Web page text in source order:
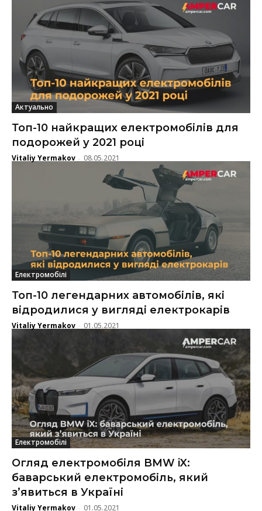
Актуально
Топ-10 найкращих електромобілів для
подорожей у 2021 році
Vitaliy Yermakov - 08.05.2021
Електромобілі
Топ-10 легендарних автомобілів, які
відродилися у вигляді електрокарів
Vitaliy Yermakov - 01.05.2021
Електромобілі
Огляд електромобіля BMW iX:
баварський електромобіль, який
з’явиться в Україні
Vitaliy Yermakov - 01.05.2021